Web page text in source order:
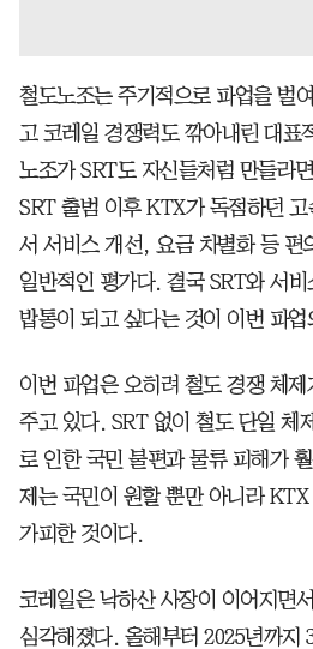
철도노조는 주기적으로 파업을 벌
고 코레일 경쟁력도 깎아내린 대표
노조가 SRT도 자신들처럼 만들라
SRT 출범 이후 KTX가 독점하던
서 서비스 개선, 요금 차별화 등 편
일반적인 평가다. 결국 SRT와 서
밥통이 되고 싶다는 것이 이번 파
이번 파업은 오히려 철도 경쟁 체
주고 있다. SRT 없이 철도 단일 체
로 인한 국민 불편과 물류 피해가
제는 국민이 원할 뿐만 아니라
가피한 것이다.
코레일은 낙하산 사장이 이어지면
심각해졌다. 올해부터 2025년까지